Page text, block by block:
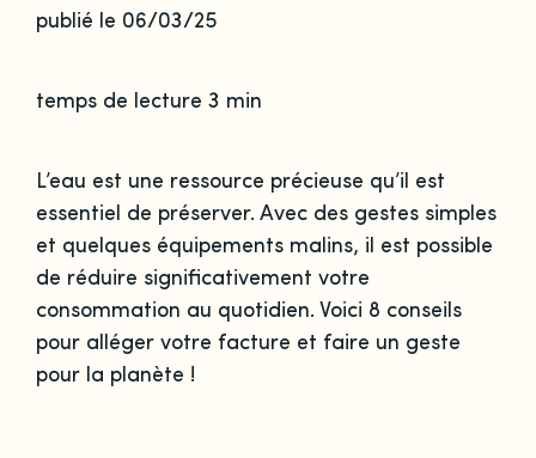
publié le 06/03/25
temps de lecture 3 min
L’eau est une ressource précieuse qu’il est
essentiel de préserver. Avec des gestes simples
et quelques équipements malins, il est possible
de réduire significativement votre
consommation au quotidien. Voici 8 conseils
pour alléger votre facture et faire un geste
pour la planète !